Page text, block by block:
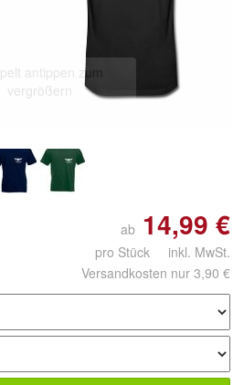
antippen zum
vergrößern
ab 14,99 €
pro Stück inkl. MwSt.
Versandkosten nur 3,90 €